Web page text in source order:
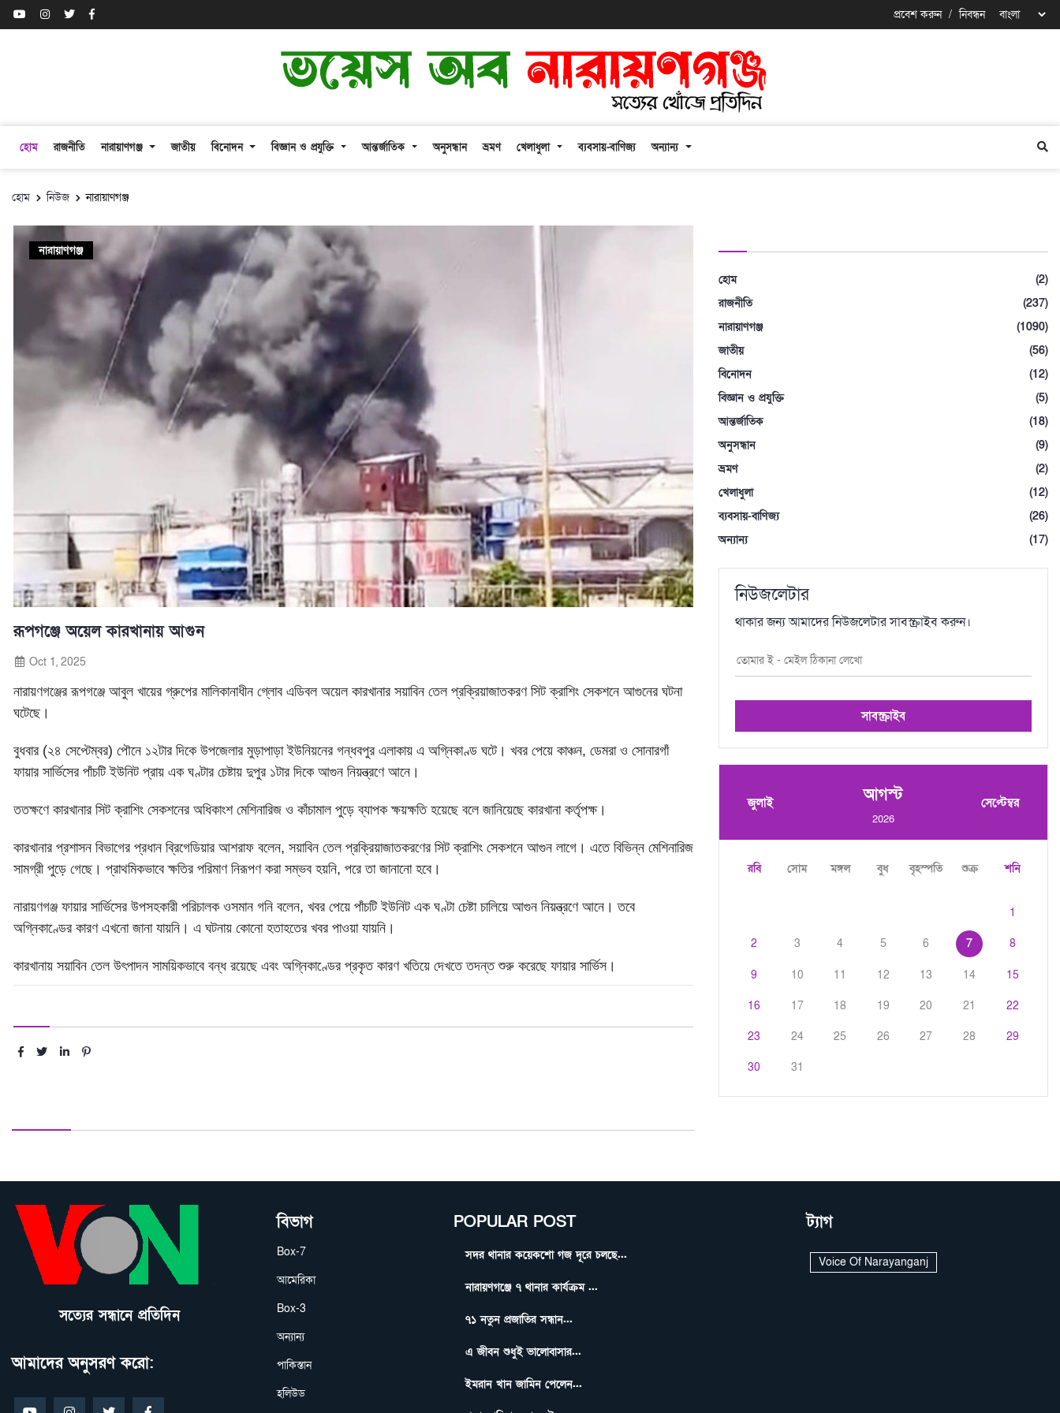
প্রবেশ করুন / নিবন্ধন
হোম রাজনীতি নারায়াণগঞ্জ জাতীয় বিনোদন বিজ্ঞান ও প্রযুক্তি আন্তর্জাতিক অনুসন্ধান ভ্রমণ খেলাধুলা ব্যবসায়-বাণিজ্য অন্যান্য
হোম নিউজ নারায়াণগঞ্জ
নারায়াণগঞ্জ
রূপগঞ্জে অয়েল কারখানায় আগুন
Oct 1, 2025
নারায়ণগঞ্জের রূপগঞ্জে আবুল খায়ের গ্রুপের মালিকানাধীন গ্লোব এডিবল অয়েল কারখানার সয়াবিন তেল প্রক্রিয়াজাতকরণ সিট ক্রাশিং সেকশনে আগুনের ঘটনা
ঘটেছে।
বুধবার (২৪ সেপ্টেম্বর) পৌনে ১২টার দিকে উপজেলার মুড়াপাড়া ইউনিয়নের গন্ধবপুর এলাকায় এ অগ্নিকাণ্ড ঘটে। খবর পেয়ে কাঞ্চন, ডেমরা ও সোনারগাঁ
ফায়ার সার্ভিসের পাঁচটি ইউনিট প্রায় এক ঘণ্টার চেষ্টায় দুপুর ১টার দিকে আগুন নিয়ন্ত্রণে আনে।
ততক্ষণে কারখানার সিট ক্রাশিং সেকশনের অধিকাংশ মেশিনারিজ ও কাঁচামাল পুড়ে ব্যাপক ক্ষয়ক্ষতি হয়েছে বলে জানিয়েছে কারখানা কর্তৃপক্ষ।
কারখানার প্রশাসন বিভাগের প্রধান ব্রিগেডিয়ার আশরাফ বলেন, সয়াবিন তেল প্রক্রিয়াজাতকরণের সিট ক্রাশিং সেকশনে আগুন লাগে। এতে বিভিন্ন মেশিনারিজ
সামগ্রী পুড়ে গেছে। প্রাথমিকভাবে ক্ষতির পরিমাণ নিরূপণ করা সম্ভব হয়নি, পরে তা জানানো হবে।
নারায়ণগঞ্জ ফায়ার সার্ভিসের উপসহকারী পরিচালক ওসমান গনি বলেন, খবর পেয়ে পাঁচটি ইউনিট এক ঘণ্টা চেষ্টা চালিয়ে আগুন নিয়ন্ত্রণে আনে। তবে
অগ্নিকাণ্ডের কারণ এখনো জানা যায়নি। এ ঘটনায় কোনো হতাহতের খবর পাওয়া যায়নি।
কারখানায় সয়াবিন তেল উৎপাদন সাময়িকভাবে বন্ধ রয়েছে এবং অগ্নিকাণ্ডের প্রকৃত কারণ খতিয়ে দেখতে তদন্ত শুরু করেছে ফায়ার সার্ভিস।
হোম
(2)
রাজনীতি
(237)
নারায়াণগঞ্জ
(1090)
জাতীয়
(56)
বিনোদন
(12)
বিজ্ঞান ও প্রযুক্তি
(5)
আন্তর্জাতিক
(18)
অনুসন্ধান
(9)
ভ্রমণ
(2)
খেলাধুলা
(12)
ব্যবসায়-বাণিজ্য
(26)
অন্যান্য
(17)
নিউজলেটার
থাকার জন্য আমাদের নিউজলেটার সাবস্ক্রাইব করুন।
সাবস্ক্রাইব
জুলাই আগস্ট
2026
সেপ্টেম্বর
রবি সোম মঙ্গল বুধ বৃহস্পতি শুক্র শনি
1
2 3 4 5 6 7 8
9 10 11 12 13 14 15
16 17 18 19 20 21 22
23 24 25 26 27 28 29
30 31
সত্যের সন্ধানে প্রতিদিন
আমাদের অনুসরণ করো:
বিভাগ
Box-7
আমেরিকা
Box-3
অন্যান্য
পাকিস্তান
হলিউড
POPULAR POST
সদর থানার কয়েকশো গজ দূরে চলছে...
নারায়ণগঞ্জে ৭ থানার কার্যক্রম ...
৭১ নতুন প্রজাতির সন্ধান...
এ জীবন শুধুই ভালোবাসার...
ইমরান খান জামিন পেলেন...
ট্যাগ
Voice Of Narayanganj